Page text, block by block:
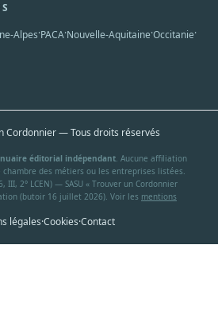
Alpes·PACA·Nouvelle-Aquitaine·Occitanie·
Cordonnier — Tous droits réservés
éditorial indépendant. Aucune affiliation
des métiers ou les entreprises listées.
2° LCEN) — SASU « Trouver un Cordonnier
(butoir 16 juillet 2026). Voir les mentions
légales·Cookies·Contact